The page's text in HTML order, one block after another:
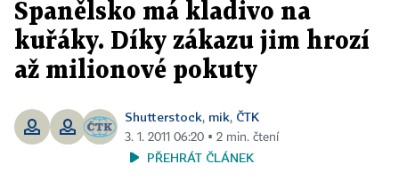
Španělsko má kladivo na
kuřáky. Díky zákazu jim hrozí
až milionové pokuty
Shutterstock, mik, ČTK
3. 1. 2011 06:20 ▪ 2 min. čtení
PŘEHRÁT ČLÁNEK